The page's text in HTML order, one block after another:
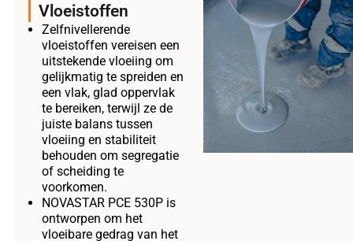
Vloeistoffen
Zelfnivellerende
vloeistoffen vereisen een
uitstekende vloeiing om
gelijkmatig te spreiden en
een vlak, glad oppervlak
te bereiken, terwijl ze de
juiste balans tussen
vloeiing en stabiliteit
behouden om segregatie
of scheiding te
voorkomen.
NOVASTAR PCE 530P is
ontworpen om het
vloeibare gedrag van het